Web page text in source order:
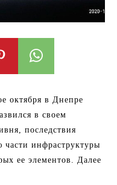
октября в Днепре
в своем
последствия
инфраструктуры
ее элементов. Далее